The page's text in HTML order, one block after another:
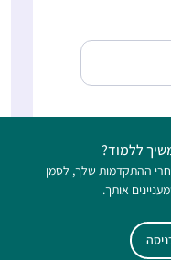
גם למתחילות, ופתוח
ללמוד?
ההתקדמות שלך, לסמן
אותך.